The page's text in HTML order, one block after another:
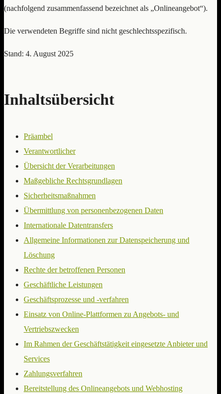
(nachfolgend zusammenfassend bezeichnet als „Onlineangebot“).
Die verwendeten Begriffe sind nicht geschlechtsspezifisch.
Stand: 4. August 2025
Inhaltsübersicht
Präambel
Verantwortlicher
Übersicht der Verarbeitungen
Maßgebliche Rechtsgrundlagen
Sicherheitsmaßnahmen
Übermittlung von personenbezogenen Daten
Internationale Datentransfers
Allgemeine Informationen zur Datenspeicherung und
Löschung
Rechte der betroffenen Personen
Geschäftliche Leistungen
Geschäftsprozesse und -verfahren
Einsatz von Online-Plattformen zu Angebots- und
Vertriebszwecken
Im Rahmen der Geschäftstätigkeit eingesetzte Anbieter und
Services
Zahlungsverfahren
Bereitstellung des Onlineangebots und Webhosting